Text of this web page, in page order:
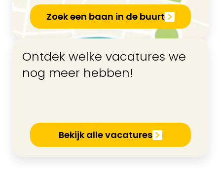
Zoek een baan in de buurt
Ontdek welke vacatures we
nog meer hebben!
Bekijk alle vacatures